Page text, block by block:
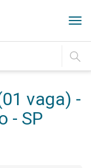
IR
vaga) -
- SP